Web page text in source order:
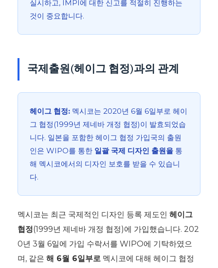
실시하고, IMPI에 대한 신고를 적절히 진행하는
것이 중요합니다.
국제출원(헤이그 협정)과의 관계
헤이그 협정: 멕시코는 2020년 6월 6일부로 헤이
그 협정(1999년 제네바 개정 협정)이 발효되었습
니다. 일본을 포함한 헤이그 협정 가입국의 출원
인은 WIPO를 통한 일괄 국제 디자인 출원을 통
해 멕시코에서의 디자인 보호를 받을 수 있습니
다.
멕시코는 최근 국제적인 디자인 등록 제도인 헤이그
협정(1999년 제네바 개정 협정)에 가입했습니다. 202
0년 3월 6일에 가입 수락서를 WIPO에 기탁하였으
며, 같은 해 6월 6일부로 멕시코에 대해 헤이그 협정